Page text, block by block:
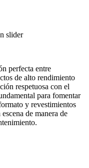
perfecta entre
de alto rendimiento
respetuosa con el
para fomentar
y revestimientos
de manera de